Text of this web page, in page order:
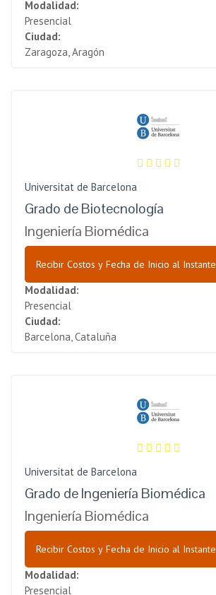
Modalidad:
Presencial
Ciudad:
Zaragoza, Aragón
Universitat de Barcelona
Grado de Biotecnología
Ingeniería Biomédica
Recibir Costos y Fecha de Inicio al Instante
Modalidad:
Presencial
Ciudad:
Barcelona, Cataluña
Universitat de Barcelona
Grado de Ingeniería Biomédica
Ingeniería Biomédica
Recibir Costos y Fecha de Inicio al Instante
Modalidad:
Presencial